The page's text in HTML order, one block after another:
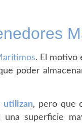
. El motivo
poder
utilizan, pero que
superficie